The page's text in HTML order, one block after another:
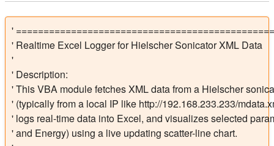
'
' Realtime Excel Logger for Hielscher Sonicator XML Data
'
' Description:
' This VBA module fetches XML data from a Hielscher
' (typically from a local IP like http://192.168.233.233/
' logs real-time data into Excel, and visualizes selected
' and Energy) using a live updating scatter-line chart.